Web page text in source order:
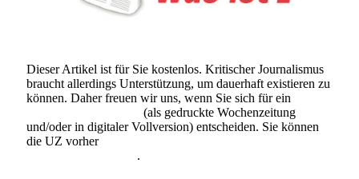
Dieser Artikel ist für Sie kostenlos. Kritischer Journalismus
braucht allerdings Unterstützung, um dauerhaft existieren zu
können. Daher freuen wir uns, wenn Sie sich für ein
(als gedruckte Wochenzeitung
und/oder in digitaler Vollversion) entscheiden. Sie können
die UZ vorher
.